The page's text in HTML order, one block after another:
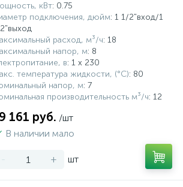
кВт: 0.75
подключения, дюйм: 1 1/2"вход/1
расход, м³/ч: 18
напор, м: 8
в: 1 x 230
температура жидкости, (°С): 80
напор, м: 7
производительность м³/ч: 12
161 руб. /шт
В наличии мало
- + шт
для котельных
баки для отопления и ГВС
емкости для дренажных
установки для отвода конденсата
насосы для гелиоустановок
и принадлежности для
сшитого полиэтилена
гибкие
и уплотнительные материалы
загрузки
установки и